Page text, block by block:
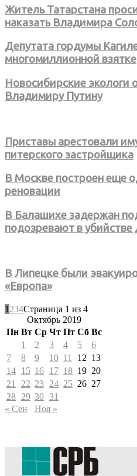
Житель Татарстана
наказать Владимира
Депутата гордумы
многомиллионной взятке
Новосибирские экологи
Владимиру Путину
Приставы арестовали
питерского застройщика
В Москве построен еще
реновации
В Балашихе задержан
подозревают в убийстве
В Липецке были
«Европа»
1 234Страница 1 из 4
Октябрь 2019
Пн Вт Ср Чт Пт Сб Вс
1
2 3 4 5
6
7
8 9 10 11 12 13
14 15 16 17 18 19 20
21
22 23 24 25 26 27
28 29 30 31
« Сен
Ноя »